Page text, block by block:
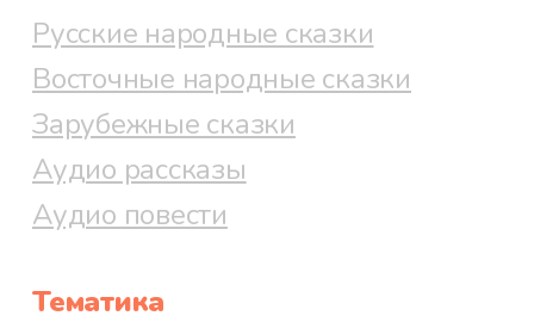
Русские народные сказки
Восточные народные сказки
Зарубежные сказки
Аудио рассказы
Аудио повести
Тематика